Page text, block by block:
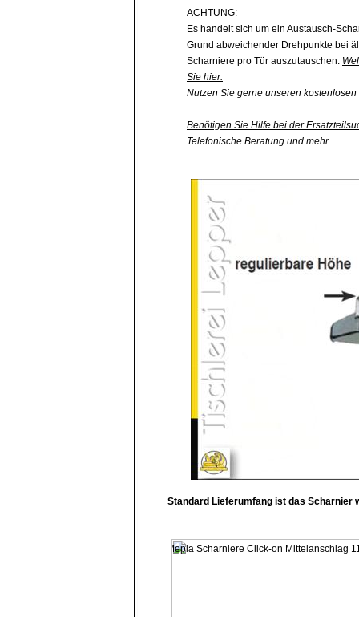
ACHTUNG:
Es handelt sich um ein Austausch-
Grund abweichender Drehpunkte bei
Scharniere pro Tür auszutauschen.
Sie hier.
Nutzen Sie gerne unseren
Benötigen Sie Hilfe bei der
Telefonische Beratung und mehr...
Standard Lieferumfang ist das Scharnier